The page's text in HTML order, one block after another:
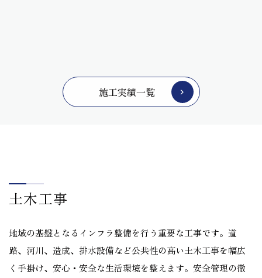
施工実績一覧
土木工事
地域の基盤となるインフラ整備を行う重要な工事です。道
路、河川、造成、排水設備など公共性の高い土木工事を幅広
く手掛け、安心・安全な生活環境を整えます。安全管理の徹